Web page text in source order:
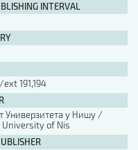
INTERVAL
ext 191,194
Универзитета у Нишу /
of Nis